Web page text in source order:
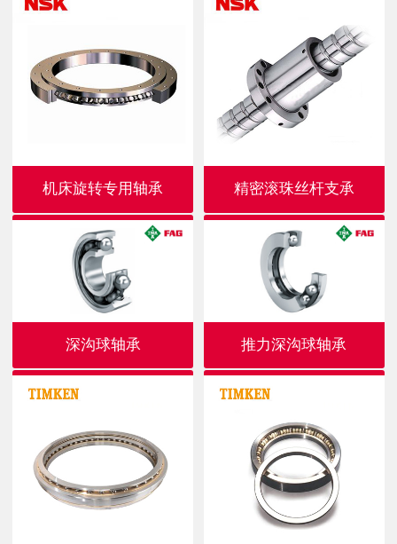
机床旋转专用轴承 精密滚珠丝杆支承
深沟球轴承 推力深沟球轴承